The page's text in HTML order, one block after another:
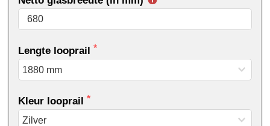
Lengte looprail
Kleur looprail